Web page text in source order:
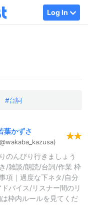
Log In
台詞
葉かずさ
kazusa)
のんびり行きましょう
/雑談/朗読/台詞/作業 枠
項｜過度な下ネタ/自分
バイス/リスナー間のリ
枠内ルールを見てくだ